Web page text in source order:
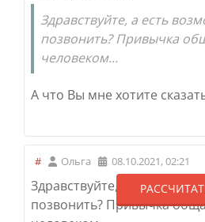
Здравствуйте, а есть
позвонить? Привычка
человеком...
А что Вы мне хотите
# Ольга 08.10.2021, 02:21
Здравствуйте, а есть
позвонить? Привычка